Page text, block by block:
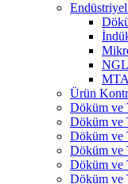
NGL
Ürün
Döküm ve
Döküm ve
Döküm ve
Döküm ve
Döküm ve
Döküm ve